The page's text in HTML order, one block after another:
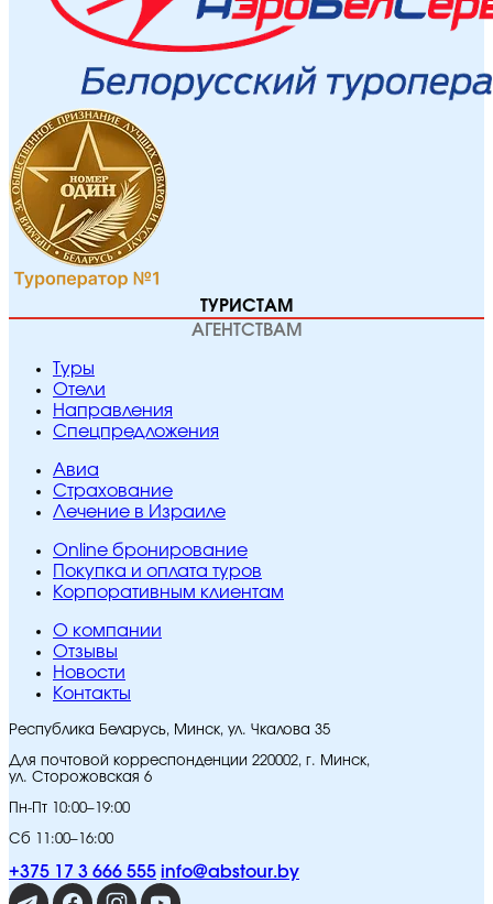
ТУРИСТАМ
АГЕНТСТВАМ
Туры
Отели
Направления
Спецпредложения
Авиа
Страхование
Лечение в Израиле
Online бронирование
Покупка и оплата туров
Корпоративным клиентам
O компании
Отзывы
Новости
Контакты
Республика Беларусь, Минск, ул. Чкалова 35
Для почтовой корреспонденции 220002, г. Минск,
ул. Сторожовская 6
Пн-Пт 10:00–19:00
Сб 11:00–16:00
+375 17 3 666 555 info@abstour.by